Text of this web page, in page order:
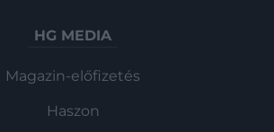
HG MEDIA
Magazin-előfizetés
Haszon